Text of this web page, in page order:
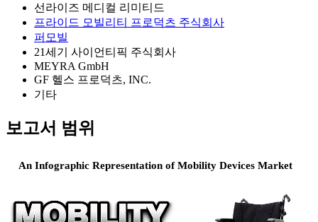
선라이즈 메디컬 리미티드
프라이드 모빌리티 프로덕츠 주식회사
퍼모빌
21세기 사이언티픽 주식회사
MEYRA GmbH
GF 헬스 프로덕츠, INC.
기타
보고서 범위
An Infographic Representation of Mobility Devices Market